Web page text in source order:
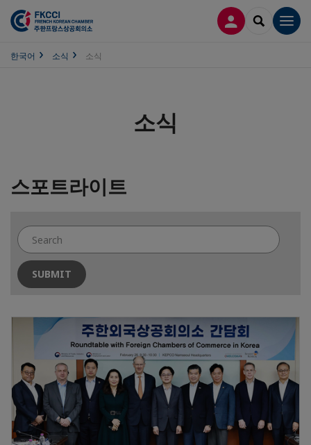
접속 SEARCH
한국어 소식 소식
소식
스포트라이트